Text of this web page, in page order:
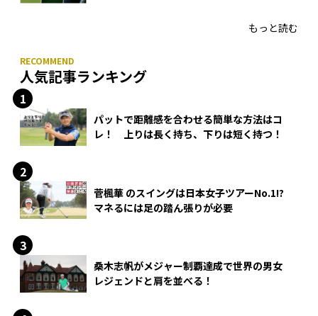
もっと読む
人気記事ランキング
パットで距離感を合わせる簡単な方法はコ
レ！ 上りは長く持ち、下りは短く持つ！
菅楓華 のスイングは日本女子ツアーNo.1!?
マネるには足の踏ん張りが必要
桑木志帆がメジャー制覇達成で世界の男女
レジェンドと肩を並べる！